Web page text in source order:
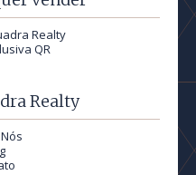
Realty
QR
Realty